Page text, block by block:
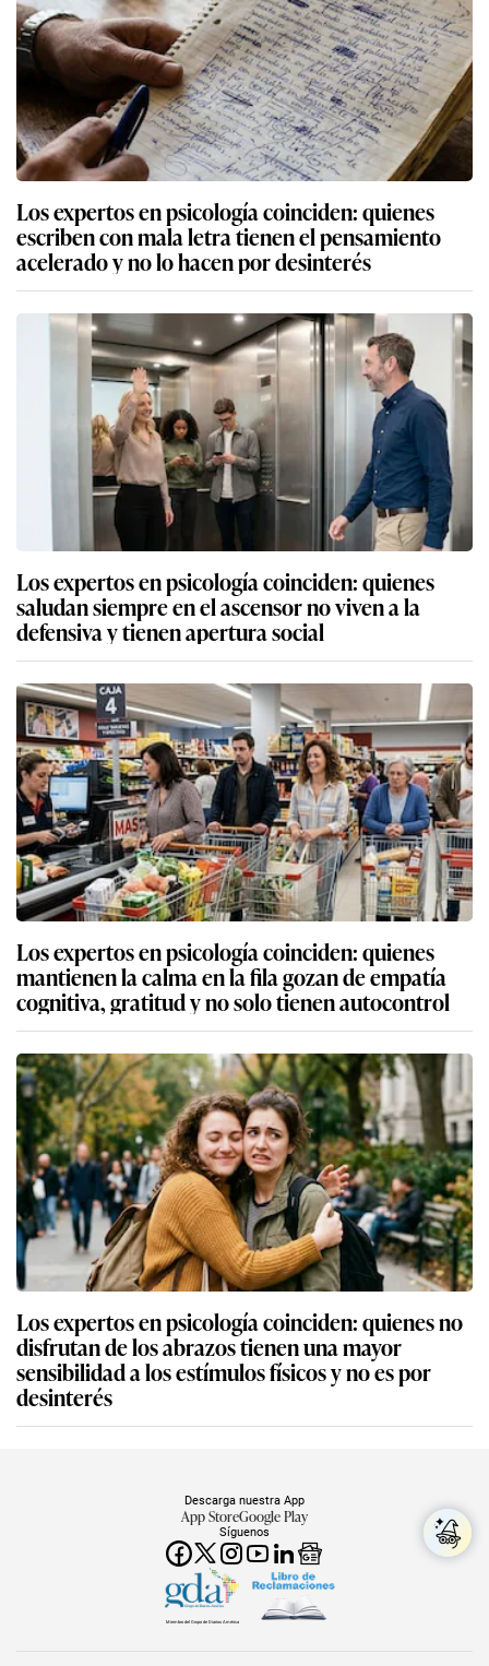
Los expertos en psicología coinciden: quienes
escriben con mala letra tienen el pensamiento
acelerado y no lo hacen por desinterés
Los expertos en psicología coinciden: quienes
saludan siempre en el ascensor no viven a la
defensiva y tienen apertura social
Los expertos en psicología coinciden: quienes
mantienen la calma en la fila gozan de empatía
cognitiva, gratitud y no solo tienen autocontrol
Los expertos en psicología coinciden: quienes no
disfrutan de los abrazos tienen una mayor
sensibilidad a los estímulos físicos y no es por
desinterés
Síguenos
Descarga nuestra App
App StoreGoogle Play
Miembro del Grupo de Diarios América